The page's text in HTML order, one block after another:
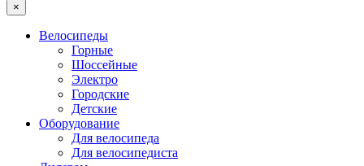
×
Велосипеды
Горные
Шоссейные
Электро
Городские
Детские
Оборудование
Для велосипеда
Для велосипедиста